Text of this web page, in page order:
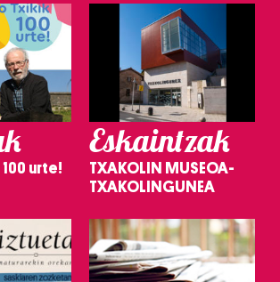
urte!
Eskaintzak
TXAKOLIN MUSEOA-
TXAKOLINGUNEA